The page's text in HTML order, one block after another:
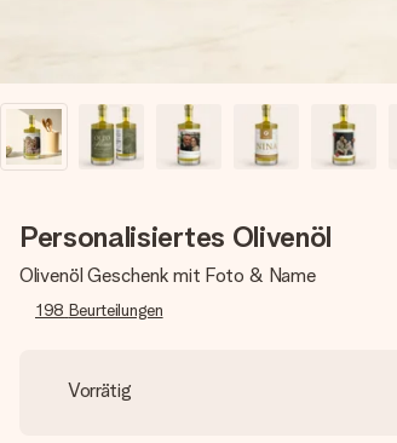
Personalisiertes Olivenöl
Olivenöl Geschenk mit Foto & Name
198 Beurteilungen
Vorrätig